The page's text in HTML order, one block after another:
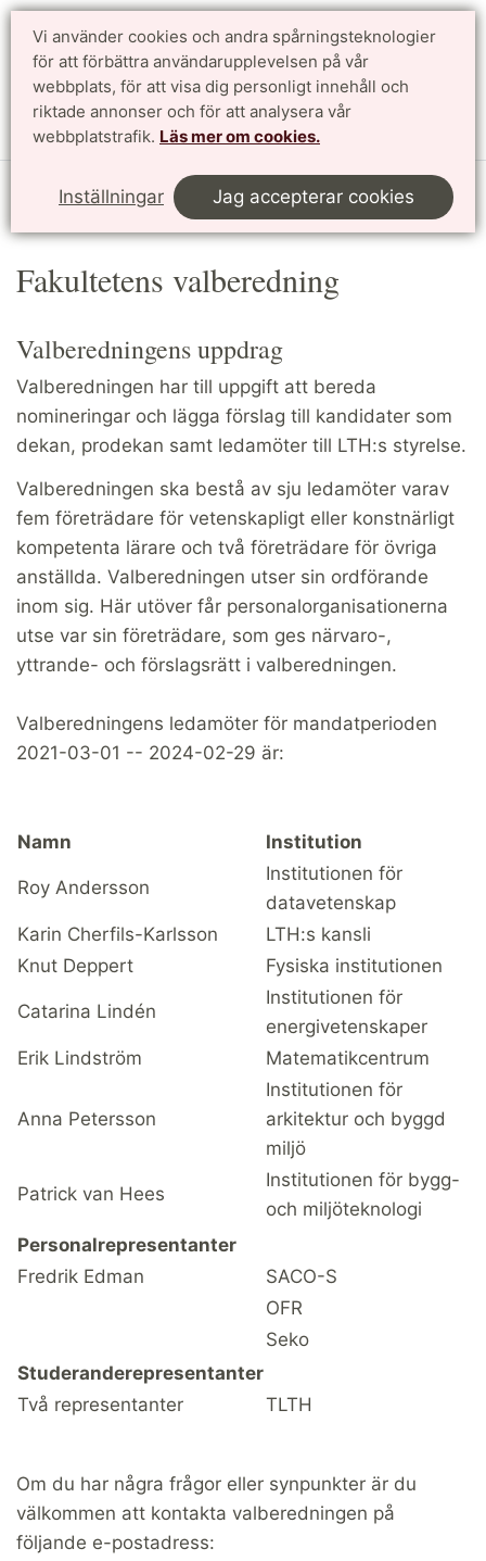
Vi använder cookies och andra spårningsteknologier
för att förbättra användarupplevelsen på vår
webbplats, för att visa dig personligt innehåll och
riktade annonser och för att analysera vår
webbplatstrafik. Läs mer om cookies.
Inställningar Jag accepterar cookies
Sök
Ledning och organisation
Fakultetens valberedning
Fakultetens valberedning
Valberedningens uppdrag
Valberedningen har till uppgift att bereda
nomineringar och lägga förslag till kandidater som
dekan, prodekan samt ledamöter till LTH:s styrelse.
Valberedningen ska bestå av sju ledamöter varav
fem företrädare för vetenskapligt eller konstnärligt
kompetenta lärare och två företrädare för övriga
anställda. Valberedningen utser sin ordförande
inom sig. Här utöver får personalorganisationerna
utse var sin företrädare, som ges närvaro-,
yttrande- och förslagsrätt i valberedningen.
Valberedningens ledamöter för mandatperioden
2021-03-01 -- 2024-02-29 är:
Namn Institution
Roy Andersson
Institutionen för
datavetenskap
Karin Cherfils-Karlsson
LTH:s kansli
Knut Deppert
Fysiska institutionen
Catarina Lindén
Institutionen för
energivetenskaper
Erik Lindström
Matematikcentrum
Anna Petersson
Institutionen för
arkitektur och byggd
miljö
Patrick van Hees
Institutionen för bygg-
och miljöteknologi
Personalrepresentanter
Fredrik Edman
SACO-S
OFR
Seko
Studeranderepresentanter
Två representanter
TLTH
Om du har några frågor eller synpunkter är du
välkommen att kontakta valberedningen på
följande e-postadress: